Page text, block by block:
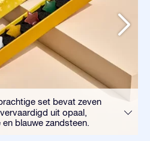
set bevat zeven
uit opaal,
blauwe zandsteen.